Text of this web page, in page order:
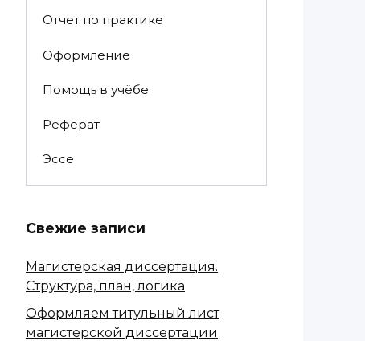
Отчет по практике
Оформление
Помощь в учёбе
Реферат
Эссе
Свежие записи
Магистерская диссертация.
Структура, план, логика
Оформляем титульный лист
магистерской диссертации